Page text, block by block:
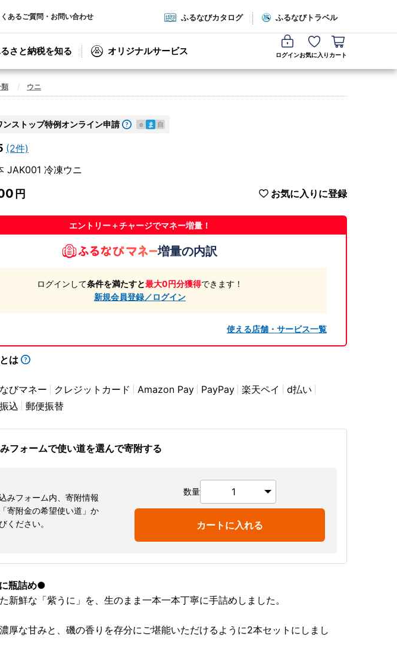
あるご質問・お問い合わせ ふるなびカタログ ふるなびトラベル
さと納税を知る オリジナルサービス ログインお気に入り カート
ウニ
ンストップ特例オンライン申請 e ま 自
(2件)
JAK001 冷凍ウニ
お気に入りに登録
エントリー＋チャージでマネー増量！
増量の内訳
ログインして条件を満たすと最大0円分獲得できます！
新規会員登録／ログイン
使える店舗・サービス一覧
は
びマネー クレジットカード Amazon Pay PayPay 楽天ペイ
d払い
込
郵便振替
フォームで使い道を選んで寄附する
みフォーム内、寄附情報
寄附金の希望使い道」か
ください。
数量
カートに入れる
瓶詰め●
新鮮な「紫うに」を、生のまま一本一本丁寧に手詰めしました。
厚な甘みと、磯の香りを存分にご堪能いただけるように2本セットにしまし